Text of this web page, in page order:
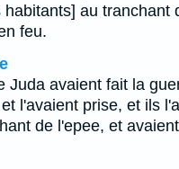
habitants] au tranchant
feu.
Juda avaient fait la
l'avaient prise, et ils
de l'epee, et